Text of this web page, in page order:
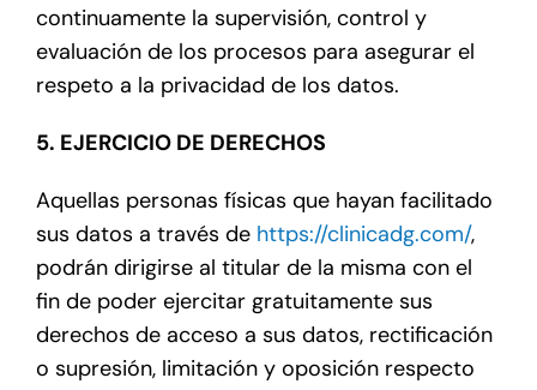
continuamente la supervisión, control y
evaluación de los procesos para asegurar el
respeto a la privacidad de los datos.
5. EJERCICIO DE DERECHOS
Aquellas personas físicas que hayan facilitado
sus datos a través de https://clinicadg.com/,
podrán dirigirse al titular de la misma con el
fin de poder ejercitar gratuitamente sus
derechos de acceso a sus datos, rectificación
o supresión, limitación y oposición respecto